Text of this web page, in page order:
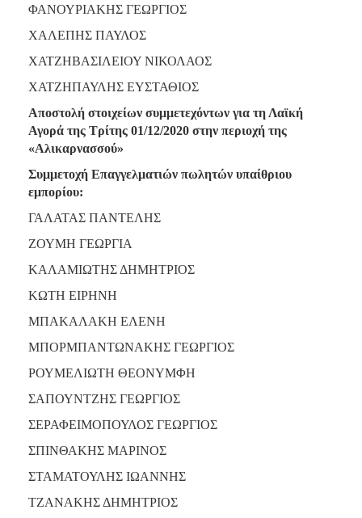
ΦΑΝΟΥΡΙΑΚΗΣ ΓΕΩΡΓΙΟΣ
ΧΑΛΕΠΗΣ ΠΑΥΛΟΣ
ΧΑΤΖΗΒΑΣΙΛΕΙΟΥ ΝΙΚΟΛΑΟΣ
ΧΑΤΖΗΠΑΥΛΗΣ ΕΥΣΤΑΘΙΟΣ
Αποστολή στοιχείων συμμετεχόντων για τη Λαϊκή
Αγορά της Τρίτης 01/12/2020 στην περιοχή της
«Αλικαρνασσού»
Συμμετοχή Επαγγελματιών πωλητών υπαίθριου
εμπορίου:
ΓΑΛΑΤΑΣ ΠΑΝΤΕΛΗΣ
ΖΟΥΜΗ ΓΕΩΡΓΙΑ
ΚΑΛΑΜΙΩΤΗΣ ΔΗΜΗΤΡΙΟΣ
ΚΩΤΗ ΕΙΡΗΝΗ
ΜΠΑΚΑΛΑΚΗ ΕΛΕΝΗ
ΜΠΟΡΜΠΑΝΤΩΝΑΚΗΣ ΓΕΩΡΓΙΟΣ
ΡΟΥΜΕΛΙΩΤΗ ΘΕΟΝΥΜΦΗ
ΣΑΠΟΥΝΤΖΗΣ ΓΕΩΡΓΙΟΣ
ΣΕΡΑΦΕΙΜΟΠΟΥΛΟΣ ΓΕΩΡΓΙΟΣ
ΣΠΙΝΘΑΚΗΣ ΜΑΡΙΝΟΣ
ΣΤΑΜΑΤΟΥΛΗΣ ΙΩΑΝΝΗΣ
ΤΖΑΝΑΚΗΣ ΔΗΜΗΤΡΙΟΣ